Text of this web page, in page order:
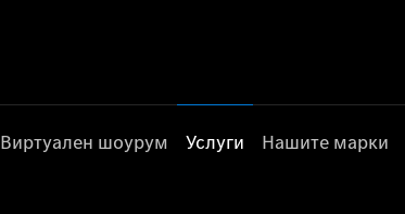
Виртуален шоурум Услуги Нашите марки